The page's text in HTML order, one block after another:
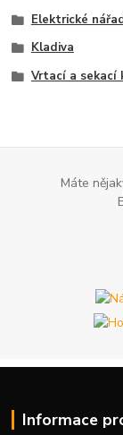
Elektrické
Kladiva
Vrtací a sekací
Máte
Informace